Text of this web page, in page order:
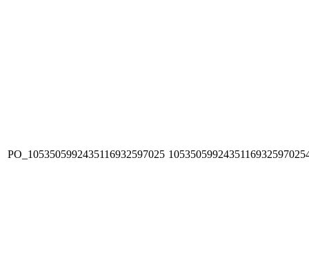
PO_1053505992435116932597025